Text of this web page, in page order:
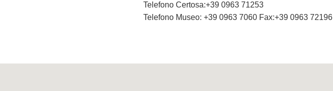
Telefono Certosa:+39 0963 71253
Telefono Museo: +39 0963 7060 Fax:+39 0963 72196